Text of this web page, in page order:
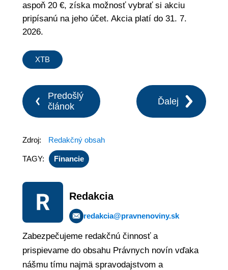
aspoň 20 €, získa možnosť vybrať si akciu
pripísanú na jeho účet. Akcia platí do 31. 7.
2026.
XTB
Predošlý
článok
Ďalej
Zdroj: Redakčný obsah
TAGY: Financie
Redakcia
redakcia@pravnenoviny.sk
Zabezpečujeme redakčnú činnosť a
prispievame do obsahu Právnych novín vďaka
nášmu tímu najmä spravodajstvom a